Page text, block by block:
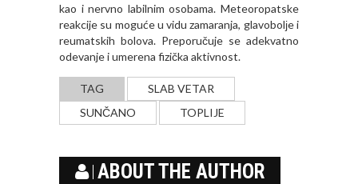
kao i nervno labilnim osobama. Meteoropatske
reakcije su moguće u vidu zamaranja, glavobolјe i
reumatskih bolova. Preporučuje se adekvatno
odevanje i umerena fizička aktivnost.
TAG
SLAB VETAR
SUNČANO
TOPLIJE
ABOUT THE AUTHOR